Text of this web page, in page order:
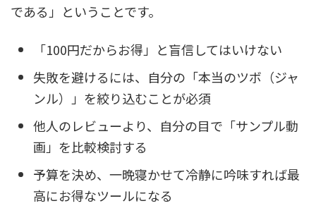
である」ということです。
「100円だからお得」と盲信してはいけない
失敗を避けるには、自分の「本当のツボ（ジャ
ンル）」を絞り込むことが必須
他人のレビューより、自分の目で「サンプル動
画」を比較検討する
予算を決め、一晩寝かせて冷静に吟味すれば最
高にお得なツールになる